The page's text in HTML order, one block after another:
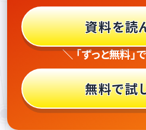
資料を読
＼ 「ずっと無料」
無料で試